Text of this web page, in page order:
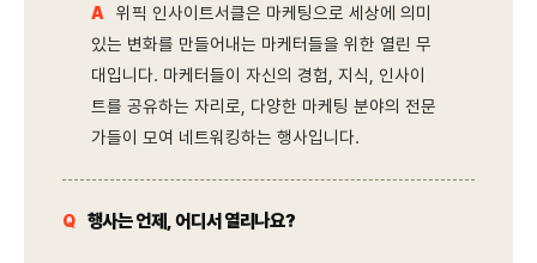
A
위픽 인사이트서클은 마케팅으로 세상에 의미
있는 변화를 만들어내는 마케터들을 위한 열린 무
대입니다. 마케터들이 자신의 경험, 지식, 인사이
트를 공유하는 자리로, 다양한 마케팅 분야의 전문
가들이 모여 네트워킹하는 행사입니다.
Q 행사는 언제, 어디서 열리나요?